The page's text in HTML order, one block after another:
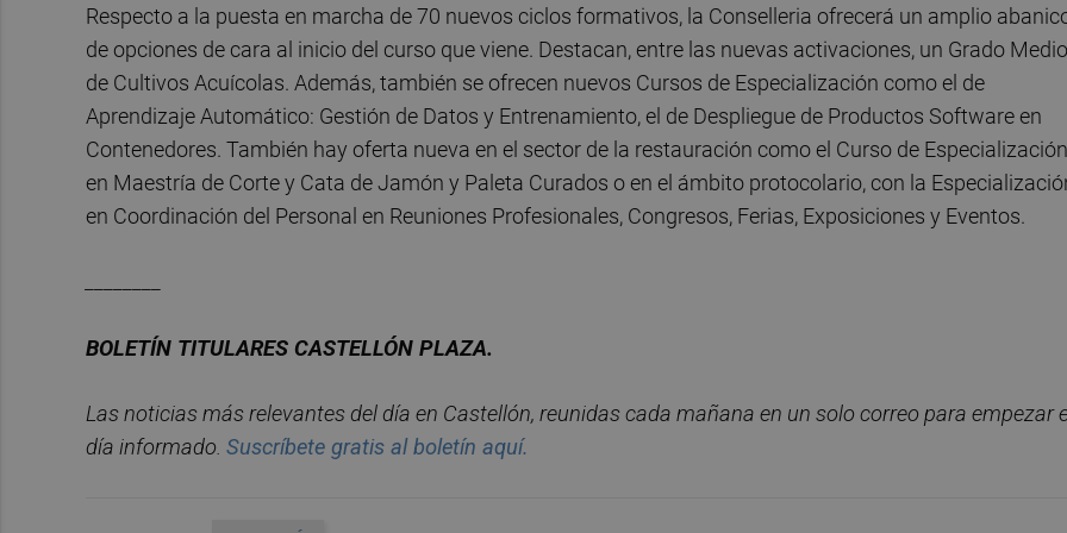
Respecto a la puesta en marcha de 70 nuevos ciclos formativos, la Conselleria ofrecerá un amplio
de opciones de cara al inicio del curso que viene. Destacan, entre las nuevas activaciones, un Grado Medio
de Cultivos Acuícolas. Además, también se ofrecen nuevos Cursos de Especialización como el de
Aprendizaje Automático: Gestión de Datos y Entrenamiento, el de Despliegue de Productos Software en
Contenedores. También hay oferta nueva en el sector de la restauración como el Curso de Especialización
en Maestría de Corte y Cata de Jamón y Paleta Curados o en el ámbito protocolario, con la
en Coordinación del Personal en Reuniones Profesionales, Congresos, Ferias, Exposiciones y Eventos.
BOLETÍN TITULARES CASTELLÓN PLAZA.
Las noticias más relevantes del día en Castellón, reunidas cada mañana en un solo correo para empezar
día informado. Suscríbete gratis alboletín aquí.